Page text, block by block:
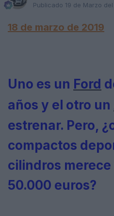
Publicado 19 de Marzo del
18 de marzo de 2019
Uno es un Ford
años y el otro un
estrenar. Pero,
compactos
cilindros
50.000 euros?